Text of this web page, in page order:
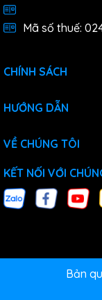
Mã số thuế:
CHÍNH SÁCH
HƯỚNG DẪN
VỀ CHÚNG TÔI
KẾT NỐI VỚI
Bản